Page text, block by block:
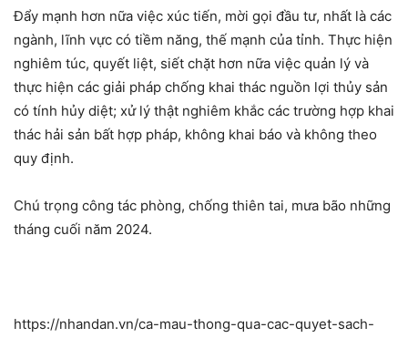
Đẩy mạnh hơn nữa việc xúc tiến, mời gọi đầu tư, nhất là các
ngành, lĩnh vực có tiềm năng, thế mạnh của tỉnh. Thực hiện
nghiêm túc, quyết liệt, siết chặt hơn nữa việc quản lý và
thực hiện các giải pháp chống khai thác nguồn lợi thủy sản
có tính hủy diệt; xử lý thật nghiêm khắc các trường hợp khai
thác hải sản bất hợp pháp, không khai báo và không theo
quy định.
Chú trọng công tác phòng, chống thiên tai, mưa bão những
tháng cuối năm 2024.
https://nhandan.vn/ca-mau-thong-qua-cac-quyet-sach-